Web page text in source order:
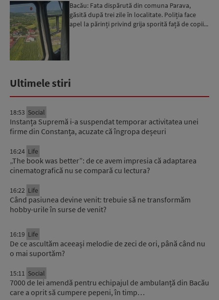
Bacău: Fata dispărută din comuna Parava,
găsită după trei zile în localitate. Poliția face
apel la părinți privind grija sporită față de copii...
Ultimele stiri
18:53 Social
Instanța Supremă i-a suspendat temporar activitatea unei
firme din Constanța, acuzate că îngropa deșeuri
16:24 Life
„The book was better”: de ce avem impresia că adaptarea
cinematografică nu se compară cu lectura?
16:22 Life
Când pasiunea devine venit: trebuie să ne transformăm
hobby-urile în surse de venit?
16:19 Life
De ce ascultăm aceeași melodie de zeci de ori, până când nu
o mai suportăm?
15:11 Social
7000 de lei amendă pentru echipajul de ambulanță din Bacău
care a oprit să cumpere pepeni, în timp…